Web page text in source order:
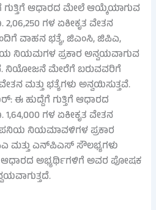
ಗುತ್ತಿಗೆ ಆಧಾರದ ಮೇಲೆ ಆಯ್ಕೆಯಾಗುವ
ಗಳ ಏಕೀಕೃತ ವೇತನ
ವಾಹನ ಭತ್ಯೆ, ಜಿಎಂಸಿ, ಜಿಪಿಎ,
ನಿಯಮಗಳ ಪ್ರಕಾರ ಅನ್ವಯವಾಗುವ
ನಿಯೋಜನೆ ಮೇರೆಗೆ ಬರುವವರಿಗೆ
ಮತ್ತು ಭತ್ಯೆಗಳು ಅನ್ವಯಿಸುತ್ತವೆ.
ಹುದ್ದೆಗೆ ಗುತ್ತಿಗೆ ಆಧಾರದ
ಗಳ ಏಕೀಕೃತ ವೇತನ
ನಿಯಮಾವಳಿಗಳ ಪ್ರಕಾರ
ಮತ್ತು ಎನ್‌ಪಿಎಸ್ ಸೌಲಭ್ಯಗಳು
ಆಧಾರದ ಅಭ್ಯರ್ಥಿಗಳಿಗೆ ಅವರ ಪೋಷಕ